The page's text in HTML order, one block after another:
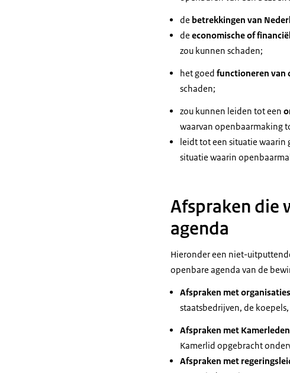
de betrekkingen van
de economische of
zou kunnen schaden;
het goed functioneren van
schaden;
zou kunnen leiden tot een
waarvan openbaarmaking
leidt tot een situatie waarin
situatie waarin
Afspraken die
agenda
Hieronder een niet-
openbare agenda van de
Afspraken met
staatsbedrijven, de
Afspraken met Kamerleden
Kamerlid opgebracht
Afspraken met